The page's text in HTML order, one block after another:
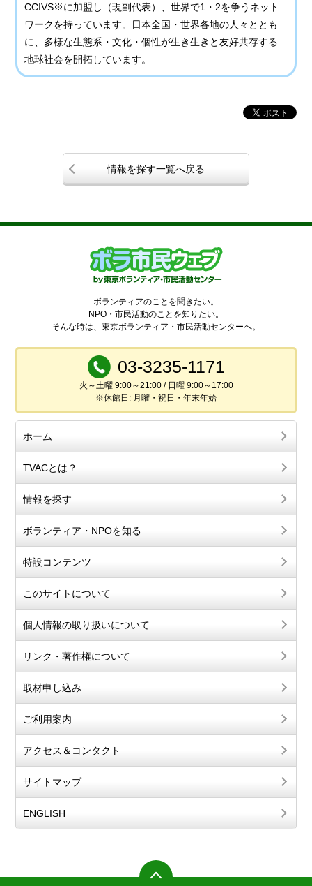
CCIVS※に加盟し（現副代表）、世界で1・2を争うネット
ワークを持っています。日本全国・世界各地の人々ととも
に、多様な生態系・文化・個性が生き生きと友好共存する
地球社会を開拓しています。
情報を探す一覧へ戻る
ボランティアのことを聞きたい。
NPO・市民活動のことを知りたい。
そんな時は、東京ボランティア・市民活動センターへ。
03-3235-1171
火～土曜 9:00～21:00 / 日曜 9:00～17:00
※休館日: 月曜・祝日・年末年始
ホーム
TVACとは？
情報を探す
ボランティア・NPOを知る
特設コンテンツ
このサイトについて
個人情報の取り扱いについて
リンク・著作権について
取材申し込み
ご利用案内
アクセス＆コンタクト
サイトマップ
ENGLISH